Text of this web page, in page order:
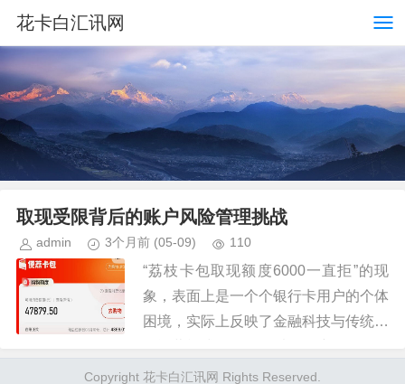
花卡白汇讯网
取现受限背后的账户风险管理挑战
admin 3个月前 (05-09) 110
“荔枝卡包取现额度6000一直拒”的现
象，表面上是一个个银行卡用户的个体
困境，实际上反映了金融科技与传统银
在快速发展数字金融时代面临的挑战。
Copyright 花卡白汇讯网 Rights Reserved.